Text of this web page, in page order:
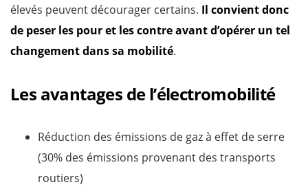
élevés peuvent décourager certains. Il convient donc
de peser les pour et les contre avant d’opérer un tel
changement dans sa mobilité.
Les avantages de l’électromobilité
Réduction des émissions de gaz à effet de serre
(30% des émissions provenant des transports
routiers)